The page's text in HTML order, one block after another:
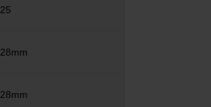
25
28mm
28mm